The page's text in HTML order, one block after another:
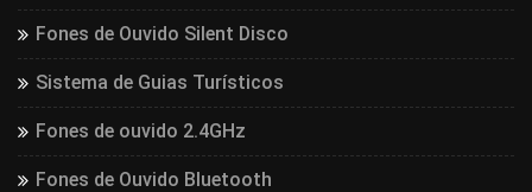
Fones de Ouvido Silent Disco
Sistema de Guias Turísticos
Fones de ouvido 2.4GHz
Fones de Ouvido Bluetooth